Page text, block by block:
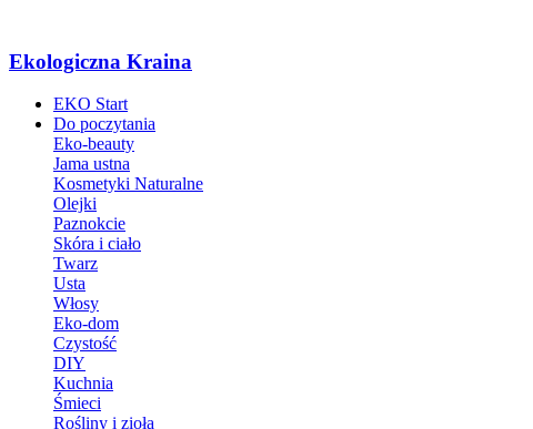
Ekologiczna Kraina
EKO Start
Do poczytania
Eko-beauty
Jama ustna
Kosmetyki Naturalne
Olejki
Paznokcie
Skóra i ciało
Twarz
Usta
Włosy
Eko-dom
Czystość
DIY
Kuchnia
Śmieci
Rośliny i zioła